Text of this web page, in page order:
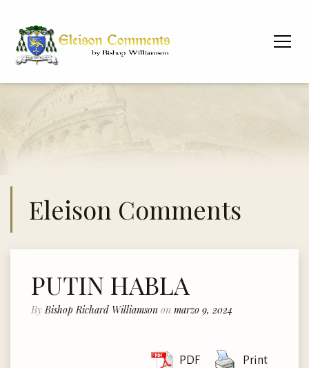
Eleison Comments
PUTIN HABLA
By Bishop Richard Williamson on marzo 9, 2024
PDF Print